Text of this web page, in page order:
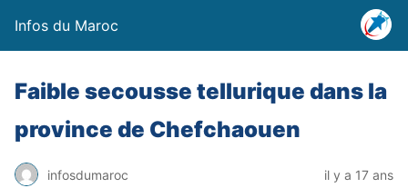
Infos du Maroc
Faible secousse tellurique dans la
province de Chefchaouen
infosdumaroc il y a 17 ans